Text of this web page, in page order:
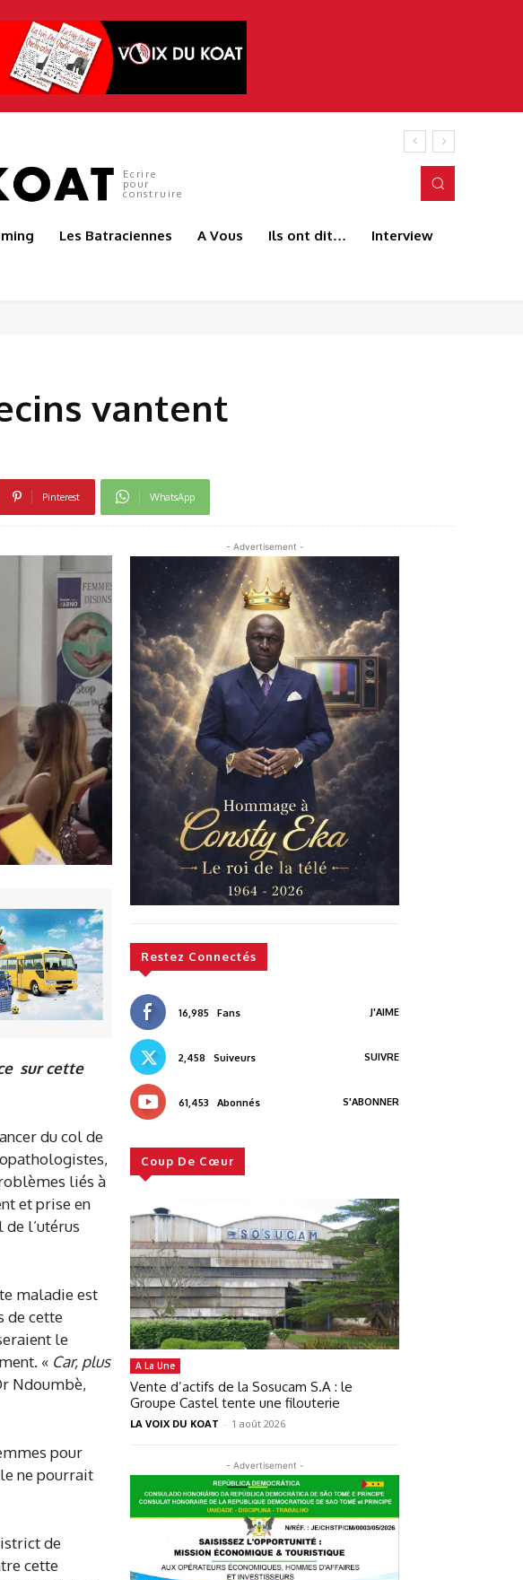
avec ANDJEUN
Ecrire
pour
construire
Les Batraciennes A Vous Ils ont dit… Interview
vantent
Pinterest WhatsApp
sur cette
du col de
liés à
et prise en
l’utérus
maladie est
de cette
le
« Car, plus
Ndoumbè,
pour
ne pourrait
de
cette
- Advertisement -
Restez Connectés
16,985 Fans J'AIME
2,458 Suiveurs SUIVRE
61,453 Abonnés S'ABONNER
Coup De Cœur
A La Une
Vente d’actifs de la Sosucam S.A : le
Groupe Castel tente une filouterie
LA VOIX DU KOAT - 1 août 2026
- Advertisement -